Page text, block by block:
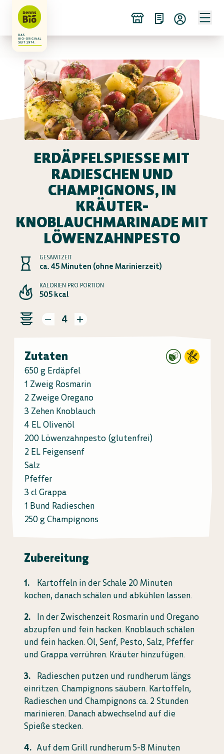
ERDÄPFELSPIESSE MIT R
ADIESCHEN UND C
HAMPIGNONS, IN K
RÄUTER-K
NOBLAUCHMARINADE MIT L
ÖWENZAHNPESTO
GESAMTZEIT
ca. 45 Minuten (ohne Marinierzeit)
KALORIEN PRO PORTION
505 kcal
4
Zutaten
650 g Erdäpfel
1 Zweig Rosmarin
2 Zweige Oregano
3 Zehen Knoblauch
4 EL Olivenöl
200 Löwenzahnpesto (glutenfrei)
2 EL Feigensenf
Salz
Pfeffer
3 cl Grappa
1 Bund Radieschen
250 g Champignons
Zubereitung
Kartoffeln in der Schale 20 Minuten
kochen, danach schälen und abkühlen lassen.
In der Zwischenzeit Rosmarin und Oregano
abzupfen und fein hacken. Knoblauch schälen
und fein hacken. Öl, Senf, Pesto, Salz, Pfeffer
und Grappa verrühren. Kräuter hinzufügen.
Radieschen putzen und rundherum längs
einritzen. Champignons säubern. Kartoffeln,
Radieschen und Champignons ca. 2 Stunden
marinieren. Danach abwechselnd auf die
Spieße stecken.
Auf dem Grill rundherum 5-8 Minuten